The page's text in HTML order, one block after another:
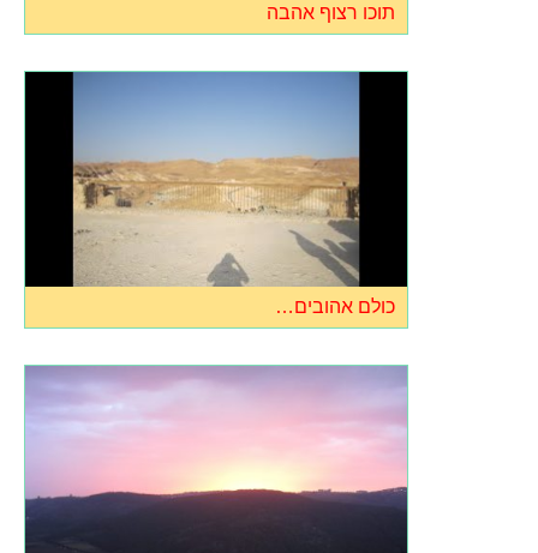
תוכו רצוף אהבה
כולם אהובים…